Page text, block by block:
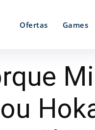
Ofertas Games